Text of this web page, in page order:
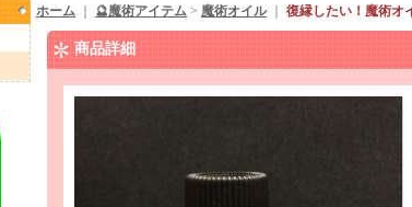
ホーム 🔮魔術アイテム > 魔術オイル｜ 復縁したい！魔術オ
商品詳細